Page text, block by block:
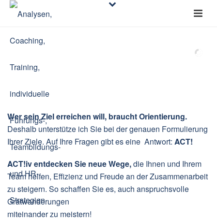
Wer sein Ziel erreichen will, braucht Orientierung.
Deshalb unterstütze ich Sie bei der genauen Formulierung
Ihrer Ziele. Auf Ihre Fragen gibt es eine Antwort: ACT!
ACT!iv entdecken Sie neue Wege,die Ihnen und Ihrem
Team helfen, Effizienz und Freude an der Zusammenarbeit
zu steigern. So schaffen Sie es, auch anspruchsvolle
Gratwanderungen
miteinander zu meistern!